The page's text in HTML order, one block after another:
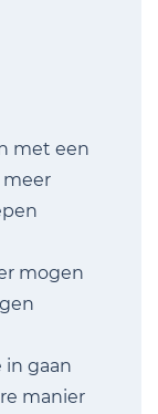
met een
meer
mogen
in gaan
manier